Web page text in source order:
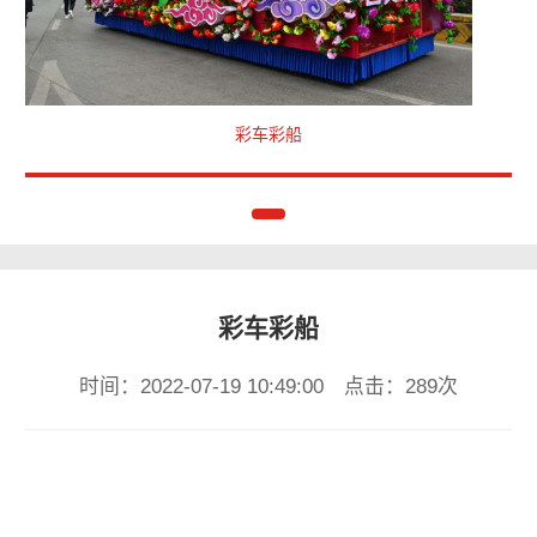
彩车彩船
彩车彩船
时间：2022-07-19 10:49:00 点击：289次